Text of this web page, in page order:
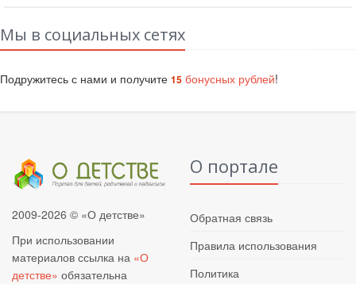
Мы в социальных сетях
Подружитесь с нами и получите 15 бонусных рублей!
2009-2026 © «О детстве»
При использовании
материалов ссылка на «О
детстве» обязательна
О портале
Обратная связь
Правила использования
Политика